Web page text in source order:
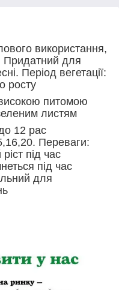
використання,
Придатний для
Період вегетації:
росту
питомою
листям
до 12 рас
Переваги:
під час
під час
для